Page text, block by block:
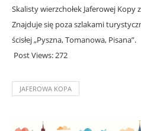
Skalisty wierzchołek Jaferowej Kopy
Znajduje się poza szlakami
ścisłej „Pyszna, Tomanowa, Pisana”.
Post Views:272
JAFEROWA KOPA